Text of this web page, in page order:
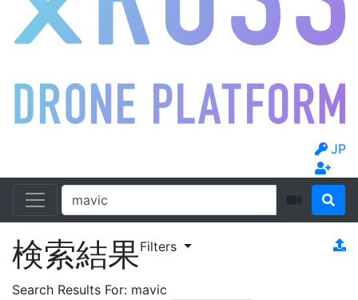
JP
検索結果Filters
Search Results For: mavic